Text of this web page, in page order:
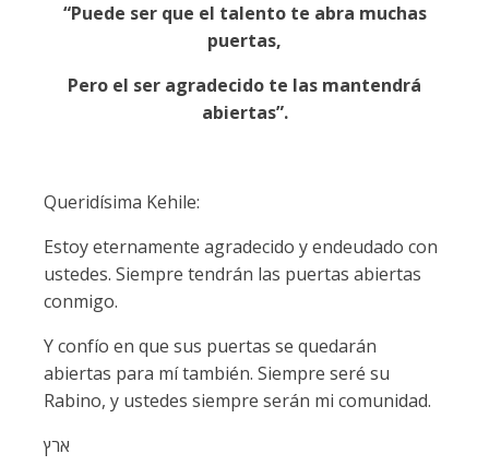
“Puede ser que el talento te abra muchas
puertas,
Pero el ser agradecido te las mantendrá
abiertas”.
Queridísima Kehile:
Estoy eternamente agradecido y endeudado con
ustedes. Siempre tendrán las puertas abiertas
conmigo.
Y confío en que sus puertas se quedarán
abiertas para mí también. Siempre seré su
Rabino, y ustedes siempre serán mi comunidad.
ארץ